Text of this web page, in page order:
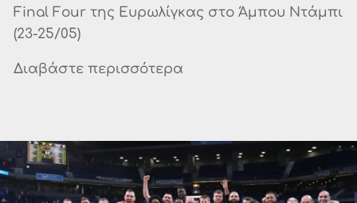
Final Four της Ευρωλίγκας στο Άμπου Ντάμπι
(23-25/05)
Διαβάστε περισσότερα